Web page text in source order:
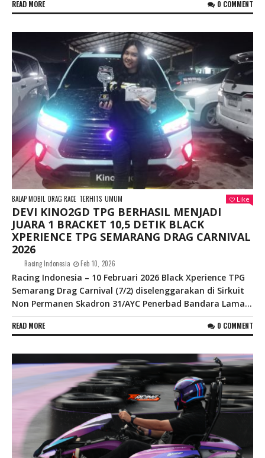
READ MORE 0 COMMENT
BALAP MOBIL DRAG RACE TERHITS UMUM Like
DEVI KINO2GD TPG BERHASIL MENJADI
JUARA 1 BRACKET 10,5 DETIK BLACK
XPERIENCE TPG SEMARANG DRAG CARNIVAL
2026
Racing Indonesia Feb 10, 2026
Racing Indonesia – 10 Februari 2026 Black Xperience TPG
Semarang Drag Carnival (7/2) diselenggarakan di Sirkuit
Non Permanen Skadron 31/AYC Penerbad Bandara Lama...
READ MORE 0 COMMENT